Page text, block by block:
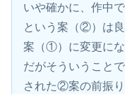
いや確かに、作中
という案（②）は
案（①）に変更にな
だがそういうこと
された②案の前振